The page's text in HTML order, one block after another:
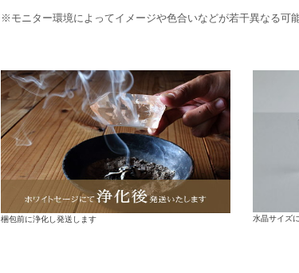
※モニター環境によってイメージや色合いなどが若干異なる可
梱包前に浄化し発送します 水晶サイズ